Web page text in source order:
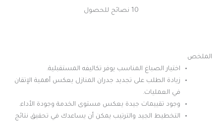
10 نصائح للحصول
الملخص
اختيار الصباغ المناسب يوفر تكاليفه المستقبلية.
زيادة الطلب على تجديد جدران المنازل يعكس أهمية الإتقان
في العمليات.
وجود تقييمات جيدة يعكس مستوى الخدمة وجودة الأداء.
التخطيط الجيد والترتيب يمكن أن يساعدك في تحقيق نتائج